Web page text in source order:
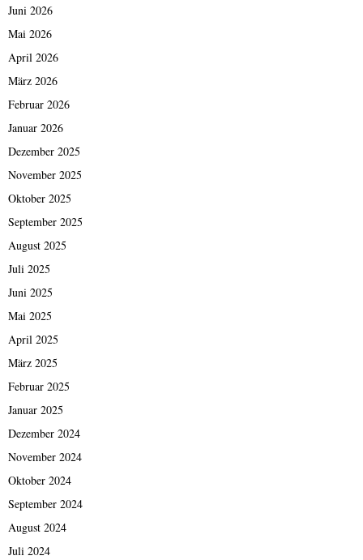
Juni 2026
Mai 2026
April 2026
März 2026
Februar 2026
Januar 2026
Dezember 2025
November 2025
Oktober 2025
September 2025
August 2025
Juli 2025
Juni 2025
Mai 2025
April 2025
März 2025
Februar 2025
Januar 2025
Dezember 2024
November 2024
Oktober 2024
September 2024
August 2024
Juli 2024